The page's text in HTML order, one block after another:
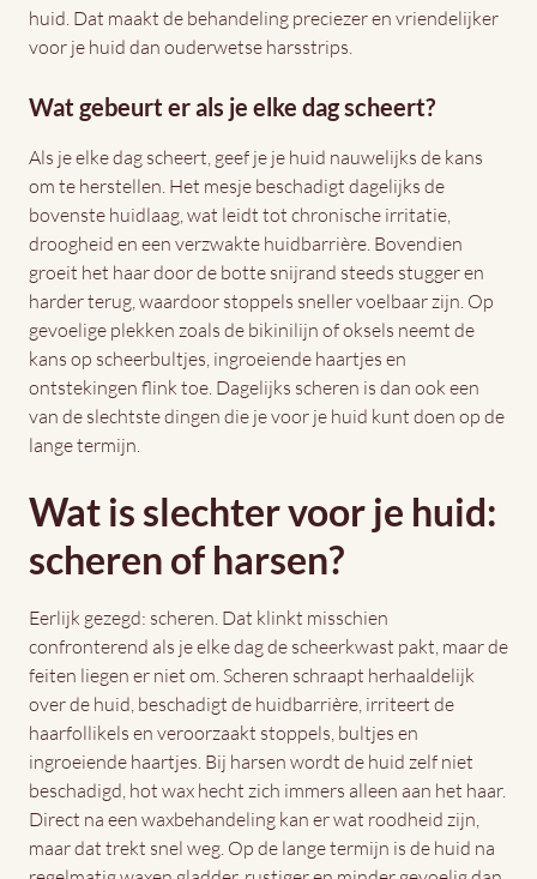
huid. Dat maakt de behandeling preciezer en vriendelijker
voor je huid dan ouderwetse harsstrips.
Wat gebeurt er als je elke dag scheert?
Als je elke dag scheert, geef je je huid nauwelijks de kans
om te herstellen. Het mesje beschadigt dagelijks de
bovenste huidlaag, wat leidt tot chronische irritatie,
droogheid en een verzwakte huidbarrière. Bovendien
groeit het haar door de botte snijrand steeds stugger en
harder terug, waardoor stoppels sneller voelbaar zijn. Op
gevoelige plekken zoals de bikinilijn of oksels neemt de
kans op scheerbultjes, ingroeiende haartjes en
ontstekingen flink toe. Dagelijks scheren is dan ook een
van de slechtste dingen die je voor je huid kunt doen op de
lange termijn.
Wat is slechter voor je huid:
scheren of harsen?
Eerlijk gezegd: scheren. Dat klinkt misschien
confronterend als je elke dag de scheerkwast pakt, maar de
feiten liegen er niet om. Scheren schraapt herhaaldelijk
over de huid, beschadigt de huidbarrière, irriteert de
haarfollikels en veroorzaakt stoppels, bultjes en
ingroeiende haartjes. Bij harsen wordt de huid zelf niet
beschadigd, hot wax hecht zich immers alleen aan het haar.
Direct na een waxbehandeling kan er wat roodheid zijn,
maar dat trekt snel weg. Op de lange termijn is de huid na